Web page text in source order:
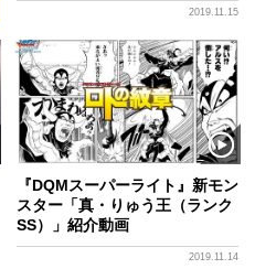
2019.11.15
『DQMスーパーライト』新モン
スター「真・りゅう王（ランク
SS）」紹介動画
2019.11.14